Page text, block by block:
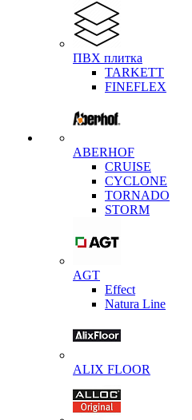
ПВХ плитка
TARKETT
FINEFLEX
ABERHOF
CRUISE
CYCLONE
TORNADO
STORM
AGT
Effect
Natura Line
ALIX FLOOR